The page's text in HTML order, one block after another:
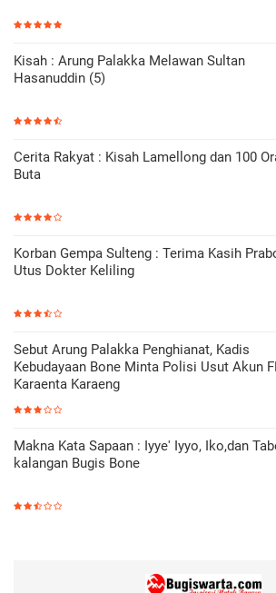
Kisah : Arung Palakka Melawan Sultan
Hasanuddin (5)
Cerita Rakyat : Kisah Lamellong dan 100
Buta
Korban Gempa Sulteng : Terima Kasih
Utus Dokter Keliling
Sebut Arung Palakka Penghianat, Kadis
Kebudayaan Bone Minta Polisi Usut Akun
Karaenta Karaeng
Makna Kata Sapaan : Iyye' Iyyo, Iko,dan
kalangan Bugis Bone